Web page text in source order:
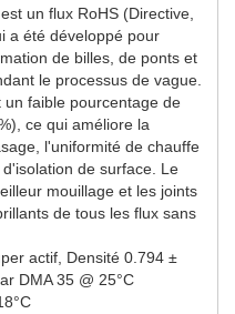
est un flux RoHS (Directive,
a été développé pour
de billes, de ponts et
le processus de vague.
un faible pourcentage de
ce qui améliore la
l'uniformité de chauffe
de surface. Le
mouillage et les joints
de tous les flux sans
actif, Densité 0.794 ±
DMA 35 @ 25°C